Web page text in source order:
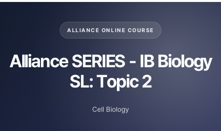
ALLIANCE ONLINE COURSE
Alliance SERIES - IB Biology
SL: Topic 2
Cell Biology